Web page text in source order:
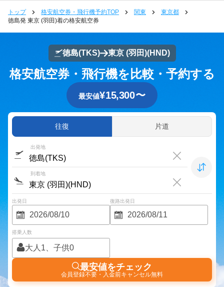
トップ 格安航空券・飛行機予約TOP 関東
東京都
徳島発 東京 (羽田)着の格安航空券
徳島(TKS) 東京 (羽田)(HND)
格安航空券・飛行機を比較・予約する
最安値¥15,300〜
往復 片道
出発地
到着地
出発日 復路出発日
搭乗人数
大人1、子供0
最安値をチェック
会員登録不要・入金前キャンセル無料